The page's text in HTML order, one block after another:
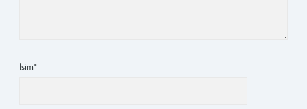
İsim*